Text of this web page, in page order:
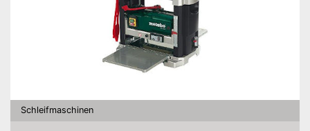
Schleifmaschinen